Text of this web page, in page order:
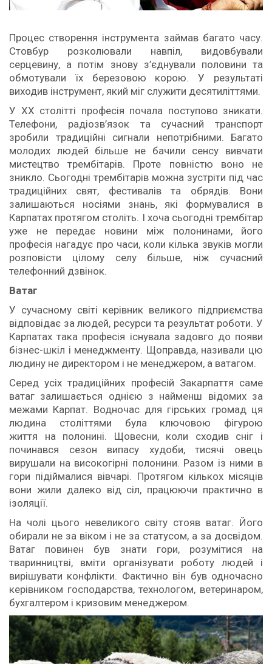
Процес створення інструмента займав багато часу.
Стовбур розколювали навпіл, видовбували
серцевину, а потім знову з’єднували половини та
обмотували їх березовою корою. У результаті
виходив інструмент, який міг служити десятиліттями.
У XX столітті професія почала поступово зникати.
Телефони, радіозв’язок та сучасний транспорт
зробили традиційні сигнали непотрібними. Багато
молодих людей більше не бачили сенсу вивчати
мистецтво трембітарів. Проте повністю воно не
зникло. Сьогодні трембітарів можна зустріти під час
традиційних свят, фестивалів та обрядів. Вони
залишаються носіями знань, які формувалися в
Карпатах протягом століть. І хоча сьогодні трембітар
уже не передає новини між полонинами, його
професія нагадує про часи, коли кілька звуків могли
розповісти цілому селу більше, ніж сучасний
телефонний дзвінок.
Ватаг
У сучасному світі керівник великого підприємства
відповідає за людей, ресурси та результат роботи. У
Карпатах така професія існувала задовго до появи
бізнес-шкіл і менеджменту. Щоправда, називали цю
людину не директором і не менеджером, а ватагом.
Серед усіх традиційних професій Закарпаття саме
ватаг залишається однією з найменш відомих за
межами Карпат. Водночас для гірських громад ця
людина століттями була ключовою фігурою
життя на полонині. Щовесни, коли сходив сніг і
починався сезон випасу худоби, тисячі овець
вирушали на високогірні полонини. Разом із ними в
гори підіймалися вівчарі. Протягом кількох місяців
вони жили далеко від сіл, працюючи практично в
ізоляції.
На чолі цього невеликого світу стояв ватаг. Його
обирали не за віком і не за статусом, а за досвідом.
Ватаг повинен був знати гори, розумітися на
тваринництві, вміти організувати роботу людей і
вирішувати конфлікти. Фактично він був одночасно
керівником господарства, технологом, ветеринаром,
бухгалтером і кризовим менеджером.